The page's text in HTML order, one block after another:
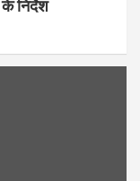
निर्देश